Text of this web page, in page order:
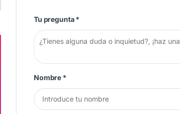
Tu pregunta*
Nombre *